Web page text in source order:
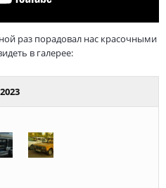
раз порадовал нас красочными
в галерее: